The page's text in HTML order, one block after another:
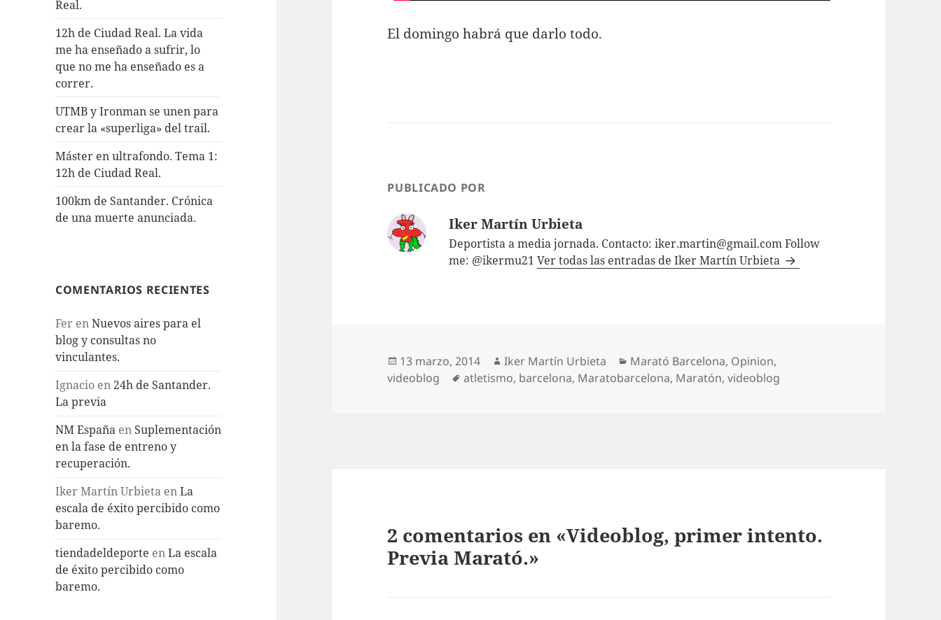
Real.
12h de Ciudad Real. La vida
me ha enseñado a sufrir, lo
que no me ha enseñado es a
correr.
UTMB y Ironman se unen para
crear la «superliga» del trail.
Máster en ultrafondo. Tema 1:
12h de Ciudad Real.
100km de Santander. Crónica
de una muerte anunciada.
COMENTARIOS RECIENTES
Fer enNuevos aires para el
blog y consultas no
vinculantes.
Ignacio en24h de Santander.
La previa
NM España en Suplementación
en la fase de entreno y
recuperación.
Iker Martín Urbieta enLa
escala de éxito percibido como
baremo.
tiendadeldeporte enLa escala
de éxito percibido como
baremo.
El domingo habrá que darlo todo.
PUBLICADO POR
Iker Martín Urbieta
Deportista a media jornada. Contacto: iker.martin@gmail.com Follow
me: @ikermu21Ver todas las entradas de Iker Martín Urbieta
Publicado
el
13 marzo, 2014 Autor
Iker Martín Urbieta Categorías
Marató Barcelona, Opinion,
videoblog
Etiquetas
atletismo, barcelona, Maratobarcelona, Maratón,videoblog
2 comentarios en «Videoblog, primer intento.
Previa Marató.»